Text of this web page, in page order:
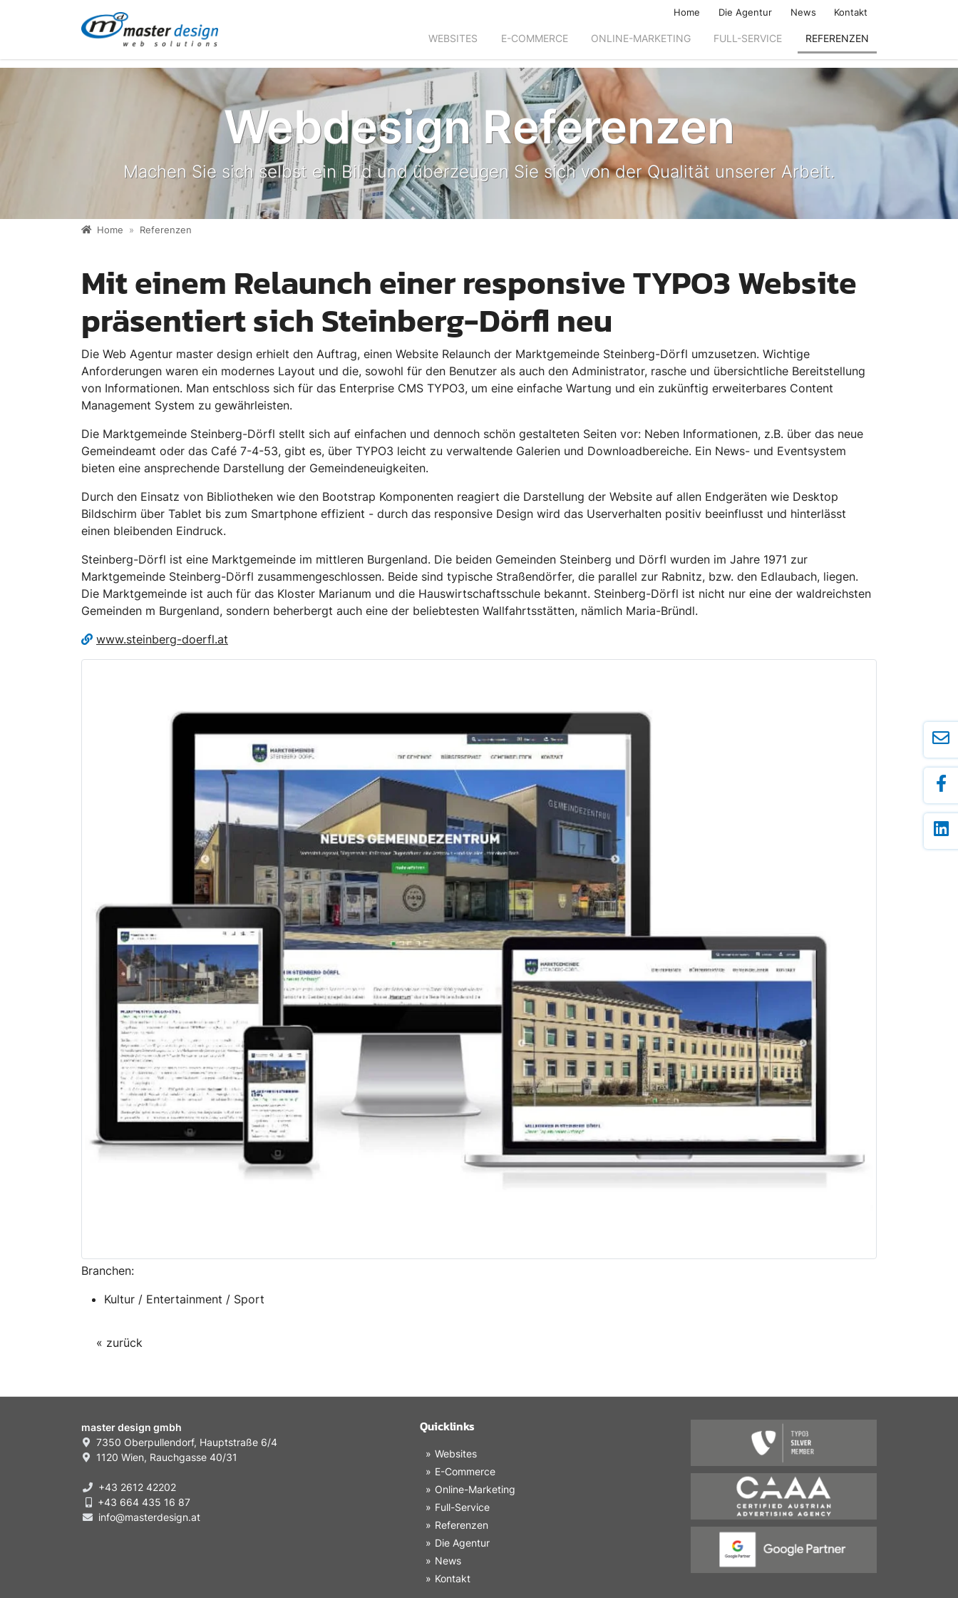
Home Die Agentur News Kontakt
WEBSITES E-COMMERCE ONLINE-MARKETING FULL-SERVICE REFERENZEN
Webdesign Referenzen
Machen Sie sich selbst ein Bild und überzeugen Sie sich von der Qualität unserer Arbeit.
Home Referenzen
Mit einem Relaunch einer responsive TYPO3 Website
präsentiert sich Steinberg-Dörfl neu
Die Web Agentur master design erhielt den Auftrag, einen Website Relaunch der Marktgemeinde Steinberg-Dörfl umzusetzen. Wichtige
Anforderungen waren ein modernes Layout und die, sowohl für den Benutzer als auch den Administrator, rasche und übersichtliche Bereitstellung
von Informationen. Man entschloss sich für das Enterprise CMS TYPO3, um eine einfache Wartung und ein zukünftig erweiterbares Content
Management System zu gewährleisten.
Die Marktgemeinde Steinberg-Dörfl stellt sich auf einfachen und dennoch schön gestalteten Seiten vor: Neben Informationen, z.B. über das neue
Gemeindeamt oder das Café 7-4-53, gibt es, über TYPO3 leicht zu verwaltende Galerien und Downloadbereiche. Ein News- und Eventsystem
bieten eine ansprechende Darstellung der Gemeindeneuigkeiten.
Durch den Einsatz von Bibliotheken wie den Bootstrap Komponenten reagiert die Darstellung der Website auf allen Endgeräten wie Desktop
Bildschirm über Tablet bis zum Smartphone effizient - durch das responsive Design wird das Userverhalten positiv beeinflusst und hinterlässt
einen bleibenden Eindruck.
Steinberg-Dörfl ist eine Marktgemeinde im mittleren Burgenland. Die beiden Gemeinden Steinberg und Dörfl wurden im Jahre 1971 zur
Marktgemeinde Steinberg-Dörfl zusammengeschlossen. Beide sind typische Straßendörfer, die parallel zur Rabnitz, bzw. den Edlaubach, liegen.
Die Marktgemeinde ist auch für das Kloster Marianum und die Hauswirtschaftsschule bekannt. Steinberg-Dörfl ist nicht nur eine der waldreichsten
Gemeinden m Burgenland, sondern beherbergt auch eine der beliebtesten Wallfahrtsstätten, nämlich Maria-Bründl.
www.steinberg-doerfl.at
Branchen:
Kultur / Entertainment / Sport
« zurück
master design gmbh
7350 Oberpullendorf, Hauptstraße 6/4
1120 Wien, Rauchgasse 40/31
+43 2612 42202
+43 664 435 16 87
info@masterdesign.at
Quicklinks
Websites
E-Commerce
Online-Marketing
Full-Service
Referenzen
Die Agentur
News
Kontakt